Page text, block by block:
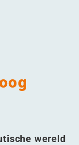
wereld